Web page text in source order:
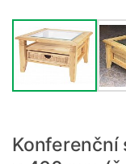
Konferenční